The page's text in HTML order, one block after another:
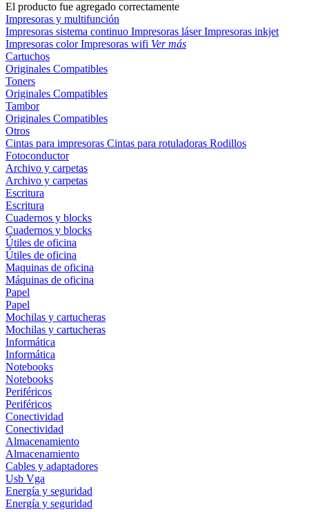
El producto fue agregado correctamente
Impresoras y multifunción
Impresoras sistema continuo Impresoras láserImpresoras inkjet
Impresoras colorImpresoras wifi Ver más
Cartuchos
Originales Compatibles
Toners
Originales Compatibles
Tambor
Originales Compatibles
Otros
Cintas para impresoras Cintas para rotuladoras Rodillos
Fotoconductor
Archivo y carpetas
Archivo y carpetas
Escritura
Escritura
Cuadernos y blocks
Cuadernos y blocks
Útiles de oficina
Útiles de oficina
Maquinas de oficina
Máquinas de oficina
Papel
Papel
Mochilas y cartucheras
Mochilas y cartucheras
Informática
Informática
Notebooks
Notebooks
Periféricos
Periféricos
Conectividad
Conectividad
Almacenamiento
Almacenamiento
Cables y adaptadores
Usb Vga
Energía y seguridad
Energía y seguridad